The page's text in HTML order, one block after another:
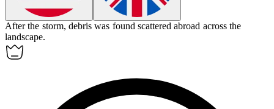
After the storm, debris was found scatteredabroad across the
landscape.